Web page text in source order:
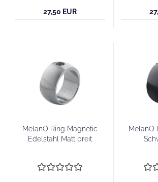
27,50 EUR
MelanO Ring Magnetic
Edelstahl Matt breit
MelanO